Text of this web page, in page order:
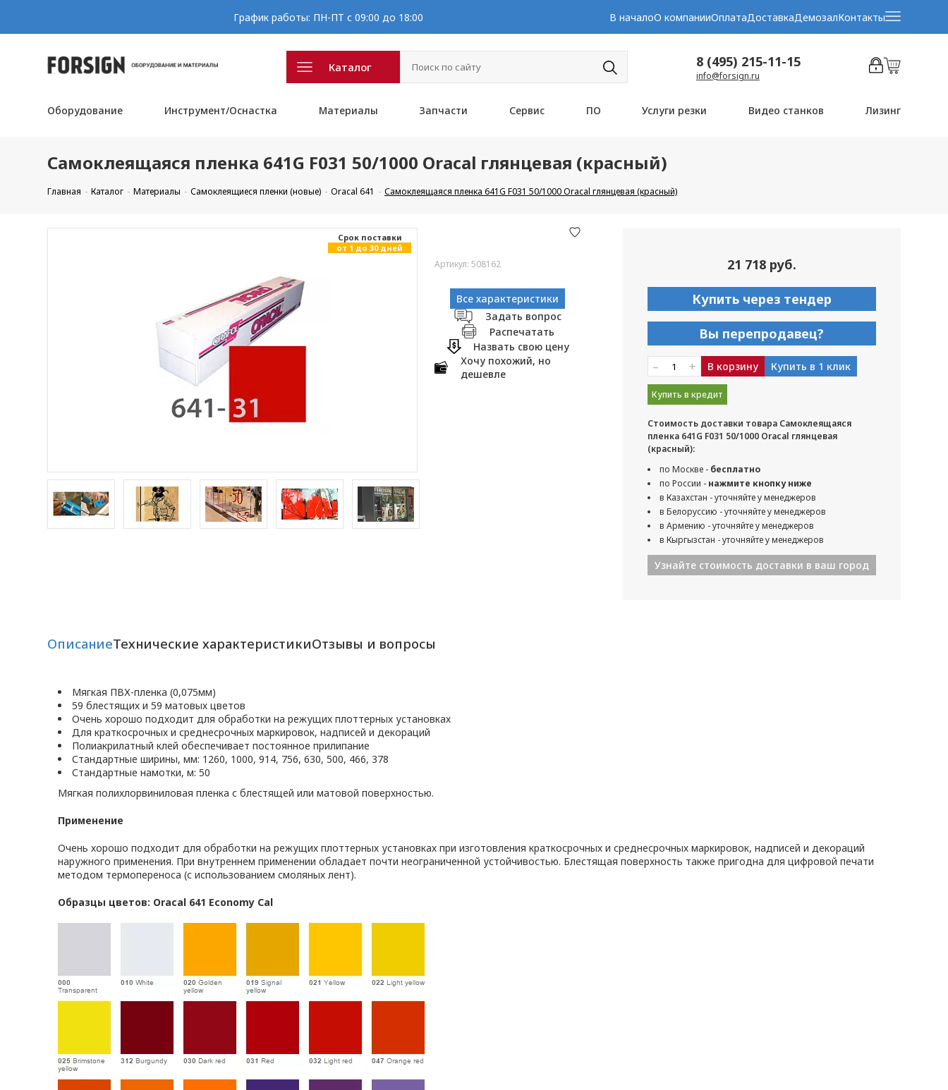
График работы: ПН-ПТ с 09:00 до 18:00 В началоО компанииОплатаДоставкаДемозалКонтакты
Каталог 8 (495) 215-11-15
info@forsign.ru
Оборудование Инструмент/Оснастка Материалы Запчасти Сервис ПО Услуги резки Видео станков Лизинг
Самоклеящаяся пленка 641G F031 50/1000 Oracal глянцевая (красный)
Главная Каталог Материалы Самоклеящиеся пленки (новые) Oracal 641 Самоклеящаяся пленка 641G F031 50/1000 Oracal глянцевая (красный)
Cрок поставки
от 1 до 30 дней
Артикул: 508162
Все характеристики
Задать вопрос
Распечатать
Назвать свою цену
Хочу похожий, но
дешевле
21 718 руб.
Купить через тендер
Вы перепродавец?
– + В корзину Купить в 1 клик
Купить в кредит
Стоимость доставки товара Самоклеящаяся
пленка 641G F031 50/1000 Oracal глянцевая
(красный):
по Москве - бесплатно
по России - нажмите кнопку ниже
в Казахстан - уточняйте у менеджеров
в Белоруссию - уточняйте у менеджеров
в Армению - уточняйте у менеджеров
в Кыргызстан - уточняйте у менеджеров
Узнайте стоимость доставки в ваш город
ОписаниеТехнические характеристикиОтзывы и вопросы
Мягкая ПВХ-пленка (0,075мм)
59 блестящих и 59 матовых цветов
Очень хорошо подходит для обработки на режущих плоттерных установках
Для краткосрочных и среднесрочных маркировок, надписей и декораций
Полиакрилатный клей обеспечивает постоянное прилипание
Стандартные ширины, мм: 1260, 1000, 914, 756, 630, 500, 466, 378
Стандартные намотки, м: 50
Мягкая полихлорвиниловая пленка с блестящей или матовой поверхностью.
Применение
Очень хорошо подходит для обработки на режущих плоттерных установках при изготовления краткосрочных и среднесрочных маркировок, надписей и декораций
наружного применения. При внутреннем применении обладает почти неограниченной устойчивостью. Блестящая поверхность также пригодна для цифровой печати
методом термопереноса (с использованием смоляных лент).
Образцы цветов: Oracal 641 Economy Cal